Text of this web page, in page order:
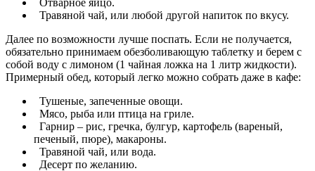
Травяной чай, или любой другой напиток по вкусу.
Далее по возможности лучше поспать. Если не получается,
обязательно принимаем обезболивающую таблетку и берем с
собой воду с лимоном (1 чайная ложка на 1 литр жидкости).
Примерный обед, который легко можно собрать даже в кафе:
Тушеные, запеченные овощи.
Мясо, рыба или птица на гриле.
Гарнир – рис, гречка, булгур, картофель (вареный,
печеный, пюре), макароны.
Травяной чай, или вода.
Десерт по желанию.